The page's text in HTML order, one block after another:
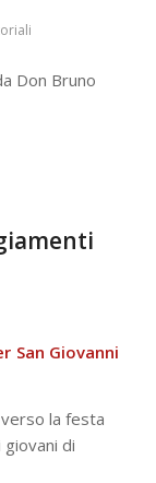
Don Bruno
San Giovanni
la festa
di